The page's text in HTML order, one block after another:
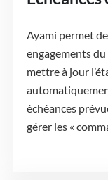
Ayami permet
engagements
mettre à jour
échéances
gérer les «